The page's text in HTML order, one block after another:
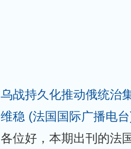
乌战持久化推动俄统治
维稳 (法国国际广播电
各位好，本期出刊的法